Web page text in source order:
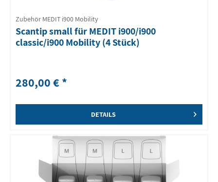
Zubehör MEDIT i900 Mobility
Scantip small für MEDIT i900/i900
classic/i900 Mobility (4 Stück)
280,00 € *
DETAILS